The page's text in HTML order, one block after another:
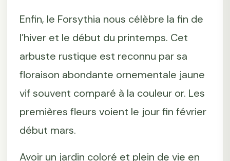
Enfin, le Forsythia nous célèbre la fin de
l’hiver et le début du printemps. Cet
arbuste rustique est reconnu par sa
floraison abondante ornementale jaune
vif souvent comparé à la couleur or. Les
premières fleurs voient le jour fin février
début mars.
Avoir un jardin coloré et plein de vie en